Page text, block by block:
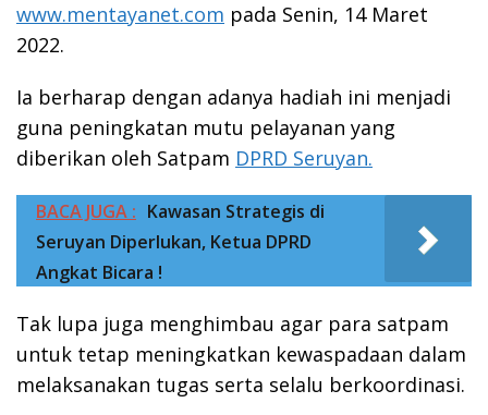
www.mentayanet.com pada Senin, 14 Maret
2022.
Ia berharap dengan adanya hadiah ini menjadi
guna peningkatan mutu pelayanan yang
diberikan oleh Satpam DPRD Seruyan.
BACA JUGA : Kawasan Strategis di
Seruyan Diperlukan, Ketua DPRD
Angkat Bicara !
Tak lupa juga menghimbau agar para satpam
untuk tetap meningkatkan kewaspadaan dalam
melaksanakan tugas serta selalu berkoordinasi.